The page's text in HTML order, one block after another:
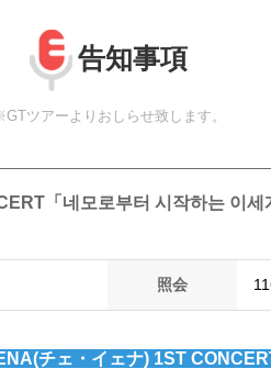
告知事項
ツアーよりおしらせ致します。
「네모로부터 시작하는 이
照会
チェ・イェナ) 1ST